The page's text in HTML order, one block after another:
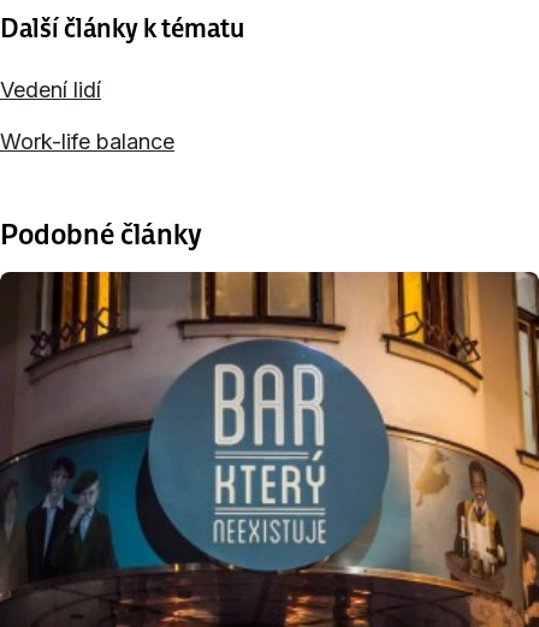
Další články k tématu
Vedení lidí
Work-life balance
Podobné články